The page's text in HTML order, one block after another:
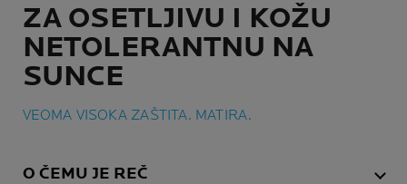
ZA OSETLJIVU I KOŽU
NETOLERANTNU NA
SUNCE
VEOMA VISOKA ZAŠTITA. MATIRA.
O ČEMU JE REČ